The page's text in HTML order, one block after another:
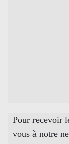
Pour recevoir
vous à notre